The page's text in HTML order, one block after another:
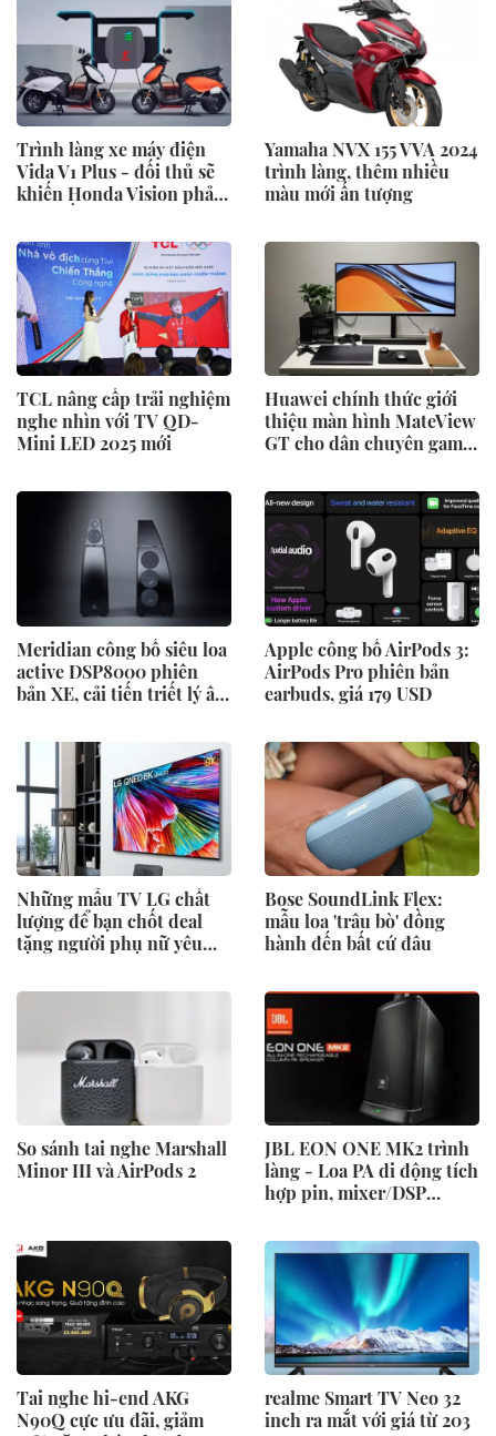
Trình làng xe máy điện
Vida V1 Plus - đối thủ sẽ
khiến Honda Vision phải
Yamaha NVX 155 VVA 2024
trình làng, thêm nhiều
màu mới ấn tượng
TCL nâng cấp trải nghiệm
nghe nhìn với TV QD-
Mini LED 2025 mới
Huawei chính thức giới
thiệu màn hình MateView
GT cho dân chuyên game
Meridian công bố siêu loa
active DSP8000 phiên
bản XE, cải tiến triết lý âm
Apple công bố AirPods 3:
AirPods Pro phiên bản
earbuds, giá 179 USD
Những mẫu TV LG chất
lượng để bạn chốt deal
tặng người phụ nữ yêu
Bose SoundLink Flex:
mẫu loa 'trâu bò' đồng
hành đến bất cứ đâu
So sánh tai nghe Marshall
Minor III và AirPods 2
JBL EON ONE MK2 trình
làng - Loa PA di động tích
hợp pin, mixer/DSP
mong đợi nhất trong năm
Tai nghe hi-end AKG
N90Q cực ưu đãi, giảm
realme Smart TV Neo 32
inch ra mắt với giá từ 203